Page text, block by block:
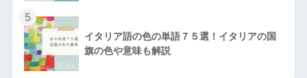
5
イタリア語の色の単語７５選！イタリアの国
旗の色や意味も解説